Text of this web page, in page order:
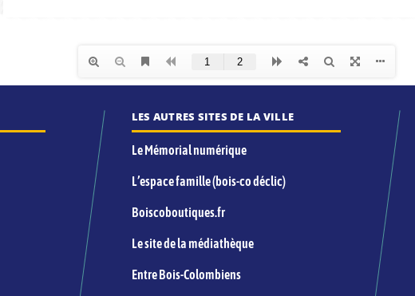
LES AUTRES SITES DE LA VILLE
Le Mémorial numérique
L’espace famille (bois-co déclic)
Boiscoboutiques.fr
Le site de la médiathèque
Entre Bois-Colombiens